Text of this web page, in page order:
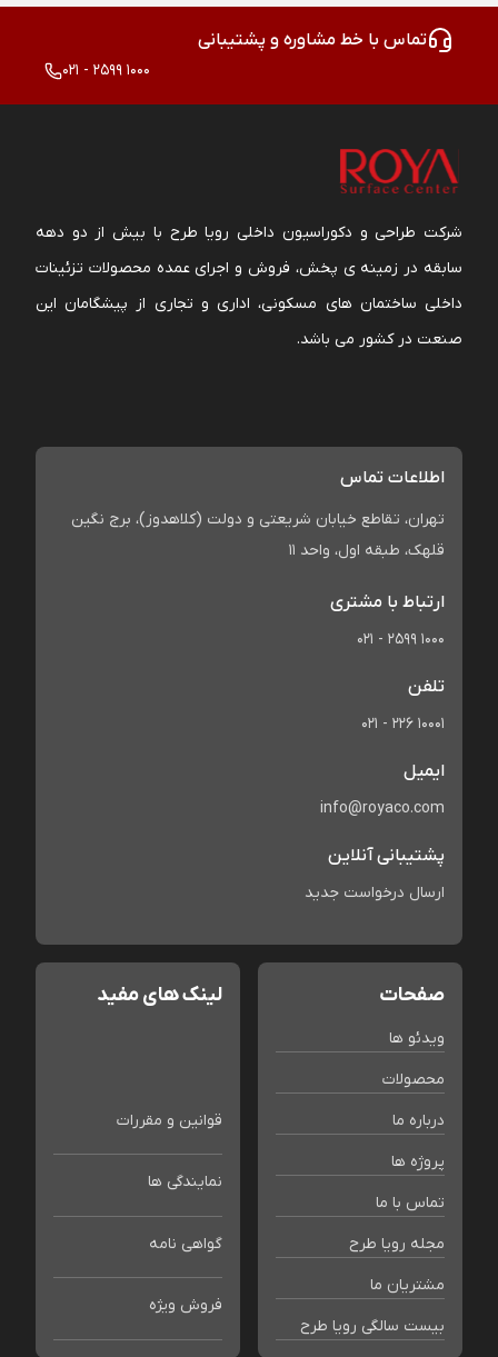
تماس با خط مشاوره و پشتیبانی
021 - 2599 1000
شرکت طراحی و دکوراسیون داخلی رویا طرح با بیش از دو دهه
سابقه در زمینه ی پخش، فروش و اجرای عمده محصولات تزئینات
داخلی ساختمان های مسکونی، اداری و تجاری از پیشگامان این
صنعت در کشور می باشد.
اطلاعات تماس
تهران، تقاطع خیابان شریعتی و دولت (کلاهدوز)، برج نگین
قلهک، طبقه اول، واحد 11
ارتباط با مشتری
021 - 2599 1000
تلفن
021 - 226 10001
ایمیل
info@royaco.com
پشتیبانی آنلاین
ارسال درخواست جدید
صفحات
ویدئو ها
محصولات
درباره ما
پروژه ها
تماس با ما
مجله رویا طرح
مشتریان ما
بیست سالگی رویا طرح
لینک های مفید
قوانین و مقررات
نمایندگی ها
گواهی نامه
فروش ویژه